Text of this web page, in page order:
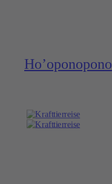
Ho’opono­pono